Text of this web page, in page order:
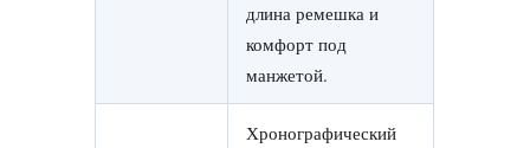
длина ремешка и
комфорт под
манжетой.
Хронографический